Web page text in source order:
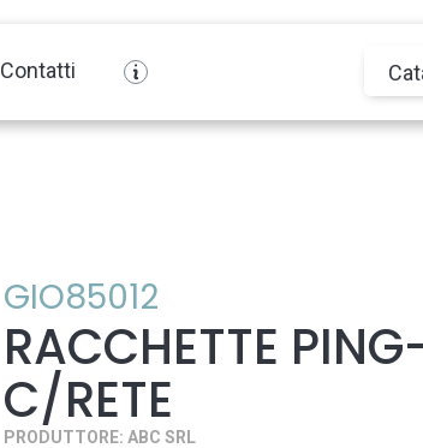
Contatti
GIO85012
RACCHETTE
C/RETE
PRODUTTORE: ABC SRL